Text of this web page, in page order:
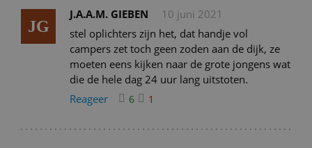
JG
J.A.A.M. GIEBEN
10 juni 2021
stel oplichters zijn het, dat handje vol
campers zet toch geen zoden aan de dijk, ze
moeten eens kijken naar de grote jongens wat
die de hele dag 24 uur lang uitstoten.
Reageer
6 1